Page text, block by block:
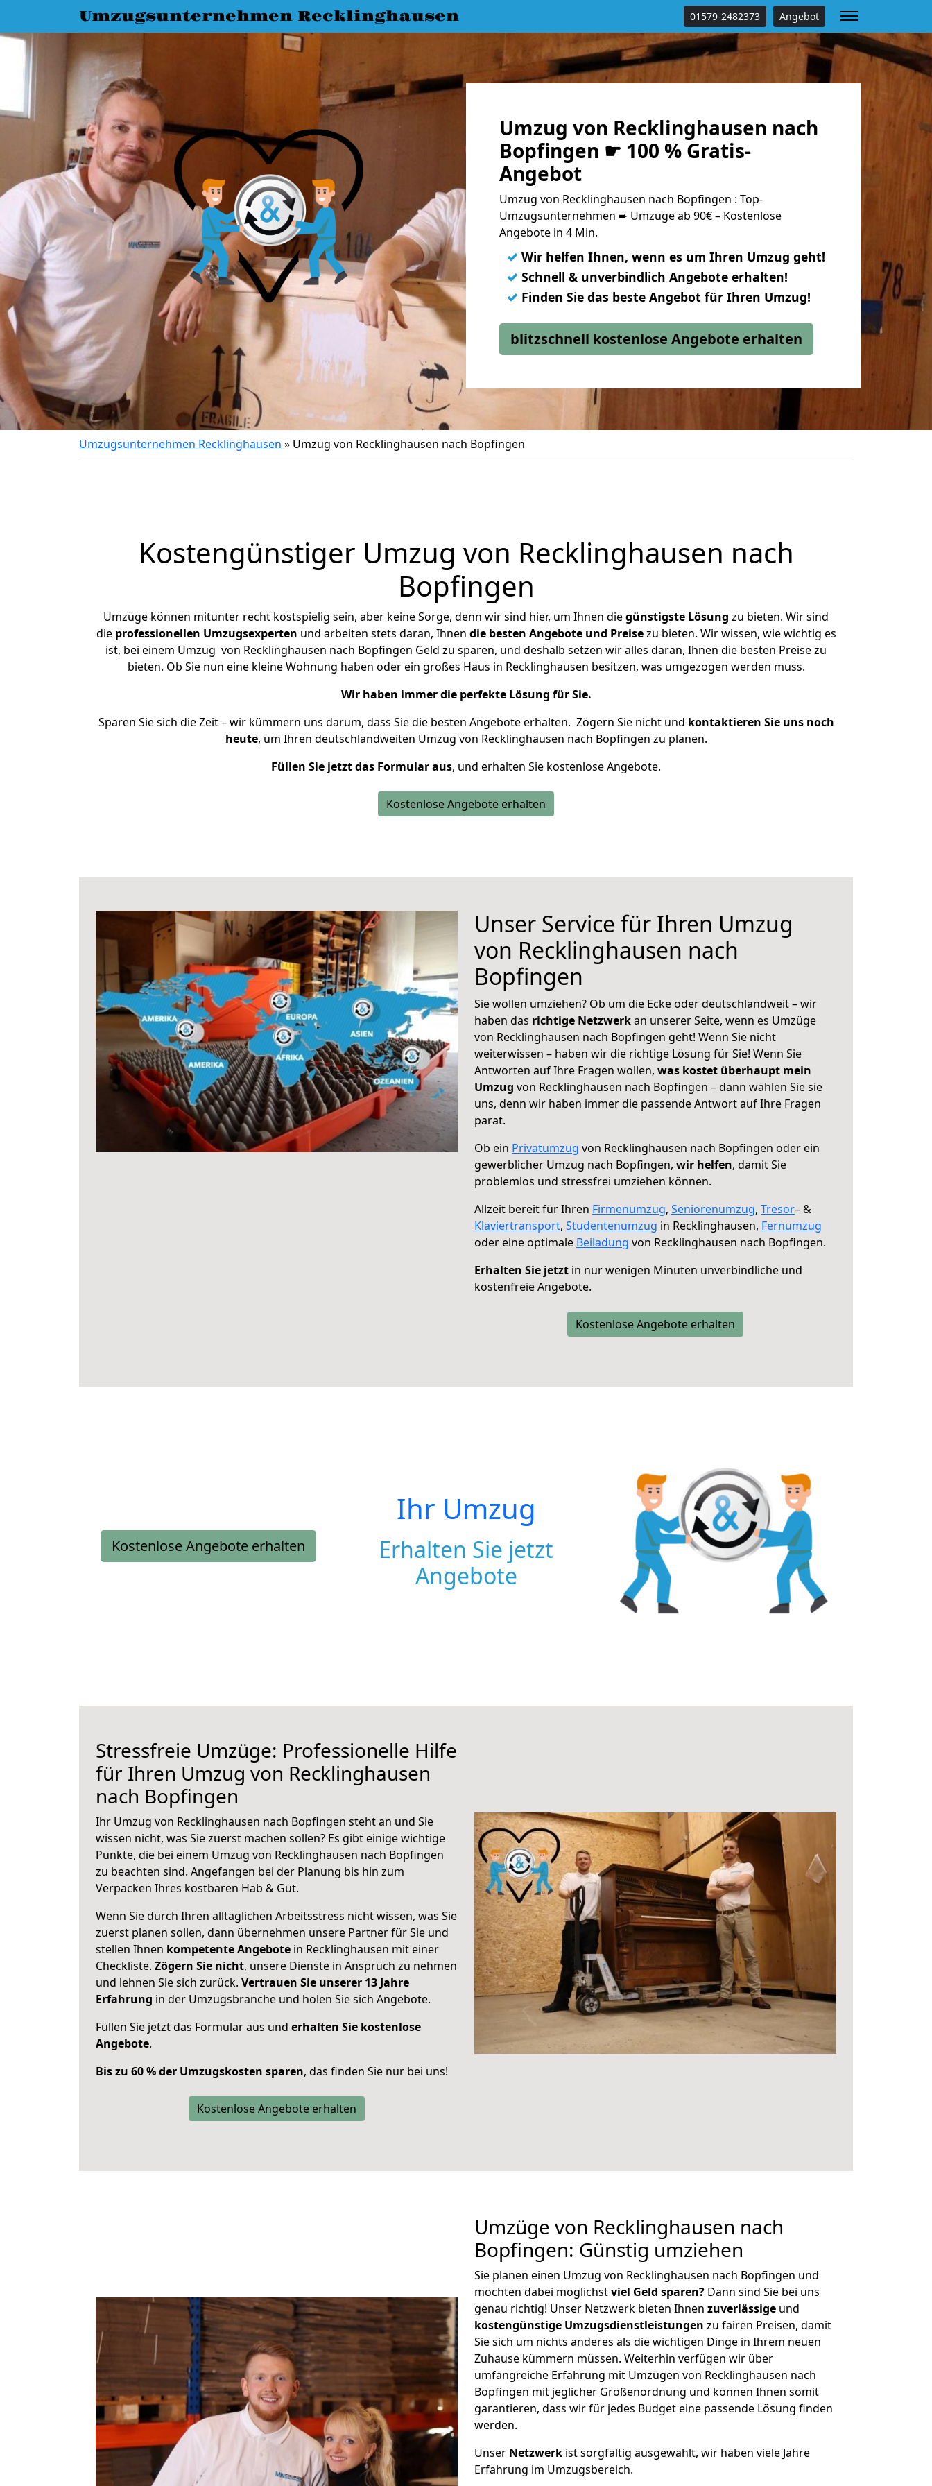
Umzugsunternehmen Recklinghausen 01579-2482373 Angebot
Umzug von Recklinghausen nach
Bopfingen ☛ 100 % Gratis-
Angebot
Umzug von Recklinghausen nach Bopfingen : Top-
Umzugsunternehmen ➨ Umzüge ab 90€ – Kostenlose
Angebote in 4 Min.
✓ Wir helfen Ihnen, wenn es um Ihren Umzug geht!
✓ Schnell & unverbindlich Angebote erhalten!
✓ Finden Sie das beste Angebot für Ihren Umzug!
blitzschnell kostenlose Angebote erhalten
Umzugsunternehmen Recklinghausen » Umzug von Recklinghausen nach Bopfingen
Kostengünstiger Umzug von Recklinghausen nach
Bopfingen
Umzüge können mitunter recht kostspielig sein, aber keine Sorge, denn wir sind hier, um Ihnen diegünstigste Lösung zu bieten. Wir sind
die professionellen Umzugsexperten und arbeiten stets daran, Ihnen die besten Angebote und Preisezu bieten. Wir wissen, wie wichtig es
ist, bei einem Umzug von Recklinghausen nach Bopfingen Geld zu sparen, und deshalb setzen wir alles daran, Ihnen die besten Preise zu
bieten. Ob Sie nun eine kleine Wohnung haben oder ein großes Haus in Recklinghausen besitzen, was umgezogen werden muss.
Wir haben immer die perfekte Lösung für Sie.
Sparen Sie sich die Zeit – wir kümmern uns darum, dass Sie die besten Angebote erhalten. Zögern Sie nicht und kontaktieren Sie uns noch
heute, um Ihren deutschlandweiten Umzug von Recklinghausen nach Bopfingen zu planen.
Füllen Sie jetzt das Formular aus, und erhalten Sie kostenlose Angebote.
Kostenlose Angebote erhalten
Unser Service für Ihren Umzug
von Recklinghausen nach
Bopfingen
Sie wollen umziehen? Ob um die Ecke oder deutschlandweit – wir
haben das richtige Netzwerkan unserer Seite, wenn es Umzüge
von Recklinghausen nach Bopfingen geht! Wenn Sie nicht
weiterwissen – haben wir die richtige Lösung für Sie! Wenn Sie
Antworten auf Ihre Fragen wollen, was kostet überhaupt mein
Umzug von Recklinghausen nach Bopfingen – dann wählen Sie sie
uns, denn wir haben immer die passende Antwort auf Ihre Fragen
parat.
Ob ein Privatumzug von Recklinghausen nach Bopfingen oder ein
gewerblicher Umzug nach Bopfingen, wir helfen, damit Sie
problemlos und stressfrei umziehen können.
Allzeit bereit für Ihren Firmenumzug, Seniorenumzug, Tresor– &
Klaviertransport, Studentenumzug in Recklinghausen, Fernumzug
oder eine optimale Beiladung von Recklinghausen nach Bopfingen.
Erhalten Sie jetzt in nur wenigen Minuten unverbindliche und
kostenfreie Angebote.
Kostenlose Angebote erhalten
Kostenlose Angebote erhalten
Ihr Umzug
Erhalten Sie jetzt
Angebote
Stressfreie Umzüge: Professionelle Hilfe
für Ihren Umzug von Recklinghausen
nach Bopfingen
Ihr Umzug von Recklinghausen nach Bopfingen steht an und Sie
wissen nicht, was Sie zuerst machen sollen? Es gibt einige wichtige
Punkte, die bei einem Umzug von Recklinghausen nach Bopfingen
zu beachten sind. Angefangen bei der Planung bis hin zum
Verpacken Ihres kostbaren Hab & Gut.
Wenn Sie durch Ihren alltäglichen Arbeitsstress nicht wissen, was Sie
zuerst planen sollen, dann übernehmen unsere Partner für Sie und
stellen Ihnen kompetente Angebote in Recklinghausen mit einer
Checkliste. Zögern Sie nicht, unsere Dienste in Anspruch zu nehmen
und lehnen Sie sich zurück. Vertrauen Sie unserer 13 Jahre
Erfahrung in der Umzugsbranche und holen Sie sich Angebote.
Füllen Sie jetzt das Formular aus und erhalten Sie kostenlose
Angebote.
Bis zu 60 % der Umzugskosten sparen, das finden Sie nur bei uns!
Kostenlose Angebote erhalten
Umzüge von Recklinghausen nach
Bopfingen: Günstig umziehen
Sie planen einen Umzug von Recklinghausen nach Bopfingen und
möchten dabei möglichstviel Geld sparen? Dann sind Sie bei uns
genau richtig! Unser Netzwerk bieten Ihnen zuverlässige und
kostengünstige Umzugsdienstleistungen zu fairen Preisen, damit
Sie sich um nichts anderes als die wichtigen Dinge in Ihrem neuen
Zuhause kümmern müssen. Weiterhin verfügen wir über
umfangreiche Erfahrung mit Umzügen von Recklinghausen nach
Bopfingen mit jeglicher Größenordnung und können Ihnen somit
garantieren, dass wir für jedes Budget eine passende Lösung finden
werden.
Unser Netzwerk ist sorgfältig ausgewählt, wir haben viele Jahre
Erfahrung im Umzugsbereich.